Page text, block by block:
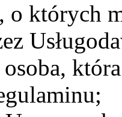
o których